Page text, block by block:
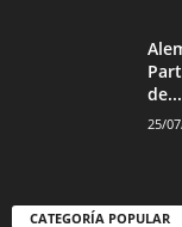
de...
25/
CATEGORÍA POPULAR